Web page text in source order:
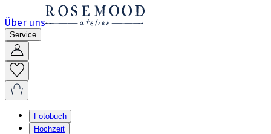
Über uns
Service
Fotobuch
Hochzeit